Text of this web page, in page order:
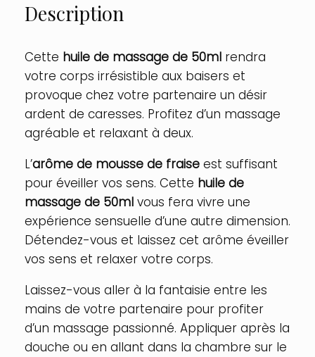
50
ML,
Mousse
Fraise
Description
Cette huile de massage de 50ml rendra
votre corps irrésistible aux baisers et
provoque chez votre partenaire un désir
ardent de caresses. Profitez d’un massage
agréable et relaxant à deux.
L’arôme de mousse de fraise est suffisant
pour éveiller vos sens. Cette huile de
massage de 50ml vous fera vivre une
expérience sensuelle d’une autre dimension.
Détendez-vous et laissez cet arôme éveiller
vos sens et relaxer votre corps.
Laissez-vous aller à la fantaisie entre les
mains de votre partenaire pour profiter
d’un massage passionné. Appliquer après la
douche ou en allant dans la chambre sur le